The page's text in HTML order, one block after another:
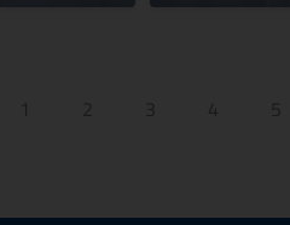
1 2 3 4 5